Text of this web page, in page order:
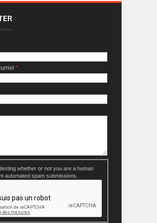
*
whether or not you are a human
automated spam submissions.